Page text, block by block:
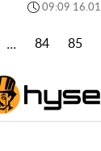
09:09 16.01
... 84 85